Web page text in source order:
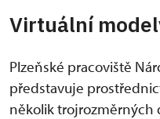
Virtuální
Plzeňské pracoviště
představuje
několik